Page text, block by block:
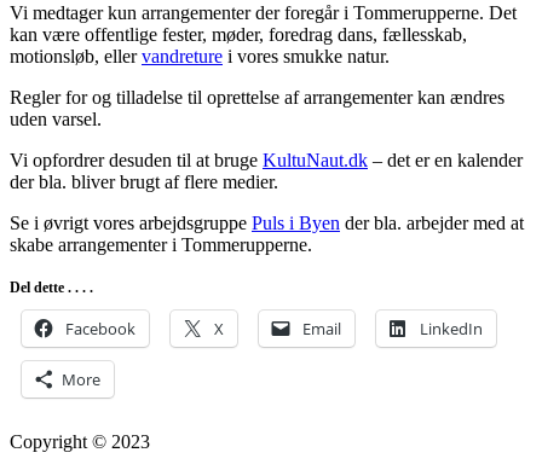
Vi medtager kun arrangementer der foregår i Tommerupperne. Det
kan være offentlige fester, møder, foredrag dans, fællesskab,
motionsløb, ellervandreture i vores smukke natur.
Regler for og tilladelse til oprettelse af arrangementer kan ændres
uden varsel.
Vi opfordrer desuden til at bruge KultuNaut.dk – det er en kalender
der bla. bliver brugt af flere medier.
Se i øvrigt vores arbejdsgruppe Puls i Byen der bla. arbejder med at
skabe arrangementer i Tommerupperne.
Del dette . . . .
Facebook X Email LinkedIn
More
Copyright © 2023